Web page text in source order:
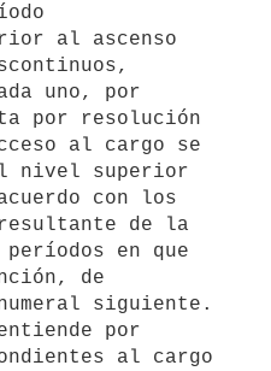
al ascenso
uno, por
por resolución
al cargo se
nivel superior
con los
resultante de la
en que
de
siguiente.
por
al cargo